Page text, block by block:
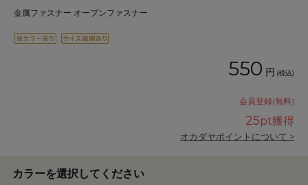
金属ファスナー オープンファスナー
550 円 (税込)
会員登録(無料)
25pt獲得
オカダヤポイントについて >
カラーを選択してください